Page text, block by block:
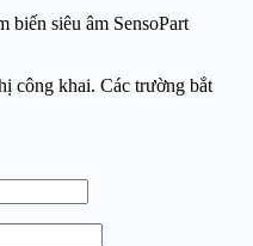
biến siêu âm SensoPart
công khai. Các trường bắt